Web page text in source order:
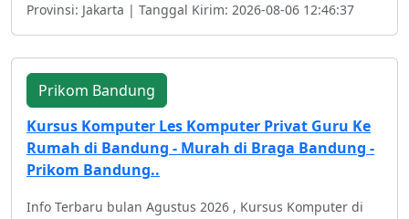
Provinsi: Jakarta | Tanggal Kirim: 2026-08-06 12:46:37
Prikom Bandung
Kursus Komputer Les Komputer Privat Guru Ke
Rumah di Bandung - Murah di Braga Bandung -
Prikom Bandung..
Info Terbaru bulan Agustus 2026 , Kursus Komputer di